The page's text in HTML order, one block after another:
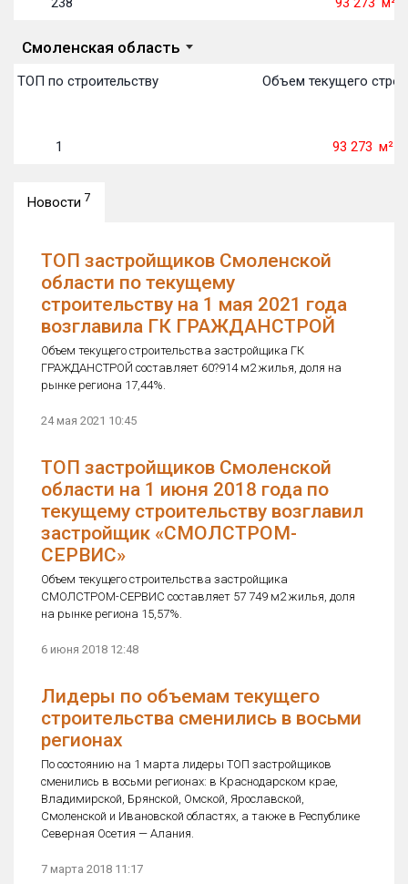
Смоленская область
ТОП по строительству
1
Объем текущего
93 273м²
Новости 7
ТОП застройщиков Смоленской
области по текущему
строительству на 1 мая 2021 года
возглавила ГК ГРАЖДАНСТРОЙ
Объем текущего строительства застройщика ГК
ГРАЖДАНСТРОЙ составляет 60?914 м2 жилья, доля на
рынке региона 17,44%.
24 мая 2021 10:45
ТОП застройщиков Смоленской
области на 1 июня 2018 года по
текущему строительству возглавил
застройщик «СМОЛСТРОМ-
СЕРВИС»
Объем текущего строительства застройщика
СМОЛСТРОМ-СЕРВИС составляет 57 749 м2 жилья, доля
на рынке региона 15,57%.
6 июня 2018 12:48
Лидеры по объемам текущего
строительства сменились в восьми
регионах
По состоянию на 1 марта лидеры ТОП застройщиков
сменились в восьми регионах: в Краснодарском крае,
Владимирской, Брянской, Омской, Ярославской,
Смоленской и Ивановской областях, а также в Республике
Северная Осетия — Алания.
7 марта 2018 11:17